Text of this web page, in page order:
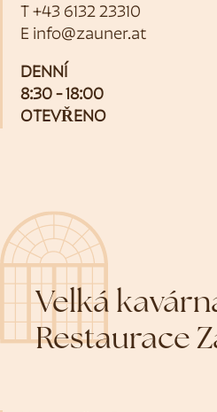
T +43 6132 23310
E info@zauner.at
DENNÍ
8:30 - 18:00
OTEVŘENO
Velká
Restaurace